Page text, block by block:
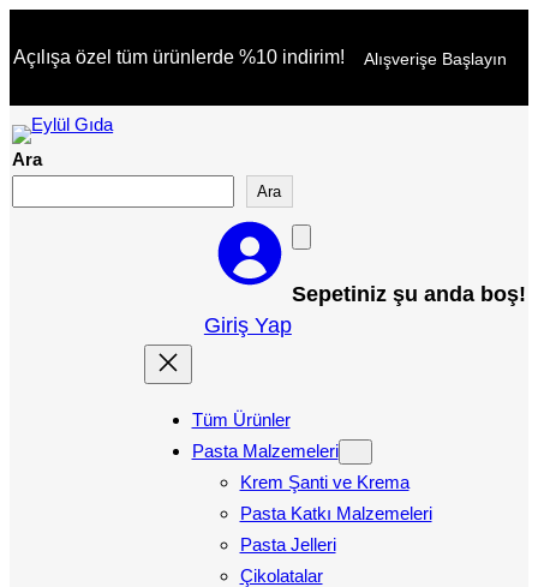
geç
Açılışa özel tüm ürünlerde %10 indirim! Alışverişe Başlayın
Ara
Ara
Giriş Yap
Sepetiniz şu anda boş!
Tüm Ürünler
Pasta Malzemeleri
Krem Şanti ve Krema
Pasta Katkı Malzemeleri
Pasta Jelleri
Çikolatalar